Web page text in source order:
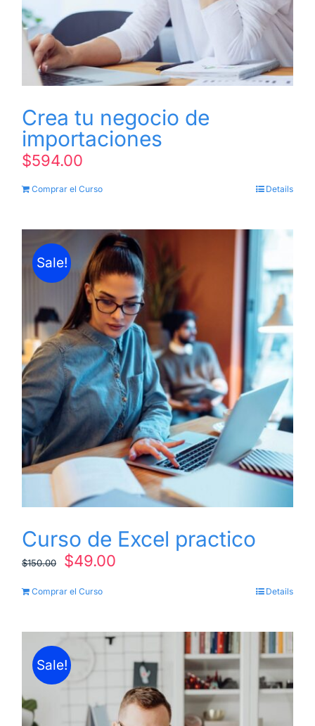
Crea tu negocio de
importaciones
$594.00
Comprar el Curso Details
Sale!
Curso de Excel practico
$150.00
El
era:
$150.00.
$49.00
es:
Comprar el Curso Details
Sale!